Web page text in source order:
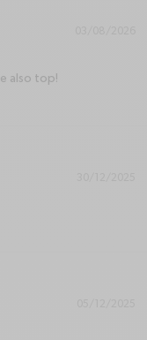
also top!